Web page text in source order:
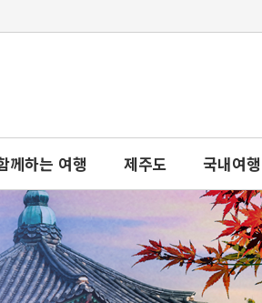
께하는 여행 제주도 국내여행